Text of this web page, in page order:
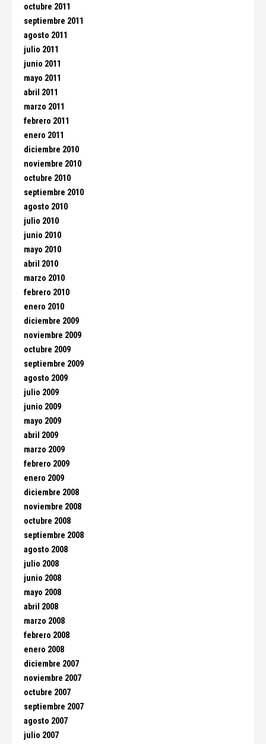
octubre 2011
septiembre 2011
agosto 2011
julio 2011
junio 2011
mayo 2011
abril 2011
marzo 2011
febrero 2011
enero 2011
diciembre 2010
noviembre 2010
octubre 2010
septiembre 2010
agosto 2010
julio 2010
junio 2010
mayo 2010
abril 2010
marzo 2010
febrero 2010
enero 2010
diciembre 2009
noviembre 2009
octubre 2009
septiembre 2009
agosto 2009
julio 2009
junio 2009
mayo 2009
abril 2009
marzo 2009
febrero 2009
enero 2009
diciembre 2008
noviembre 2008
octubre 2008
septiembre 2008
agosto 2008
julio 2008
junio 2008
mayo 2008
abril 2008
marzo 2008
febrero 2008
enero 2008
diciembre 2007
noviembre 2007
octubre 2007
septiembre 2007
agosto 2007
julio 2007